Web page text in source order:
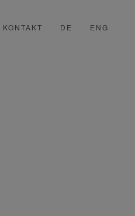
KONTAKT DE ENG